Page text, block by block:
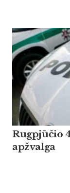
Rugpjūčio
apžvalga